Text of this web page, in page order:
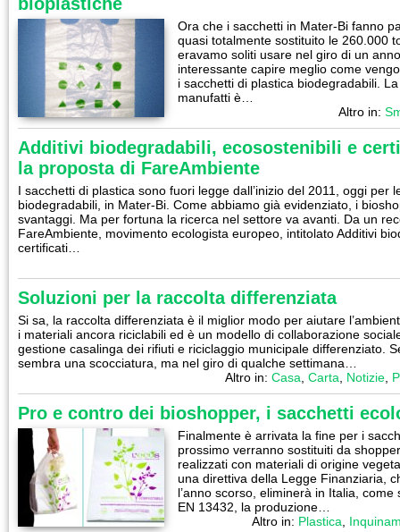
Ora che i sacchetti in Mater-Bi fanno
quasi totalmente sostituito le 260.000
eravamo soliti usare nel giro di un
interessante capire meglio come
i sacchetti di plastica biodegradabili.
manufatti è…
Altro in:
Additivi biodegradabili, ecosostenibili e
la proposta di FareAmbiente
I sacchetti di plastica sono fuori legge dall’inizio del 2011, oggi per
biodegradabili, in Mater-Bi. Come abbiamo già evidenziato, i
svantaggi. Ma per fortuna la ricerca nel settore va avanti. Da un
FareAmbiente, movimento ecologista europeo, intitolato Additivi
certificati…
Soluzioni per la raccolta differenziata
Si sa, la raccolta differenziata è il miglior modo per aiutare
i materiali ancora riciclabili ed è un modello di collaborazione
gestione casalinga dei rifiuti e riciclaggio municipale differenziato.
sembra una scocciatura, ma nel giro di qualche settimana…
Altro in: Casa Carta Notizie
Pro e contro dei bioshopper, i sacchetti
Finalmente è arrivata la fine per i
prossimo verranno sostituiti da
realizzati con materiali di origine
una direttiva della Legge Finanziaria,
l’anno scorso, eliminerà in Italia,
EN 13432, la produzione…
Altro in: Plastica